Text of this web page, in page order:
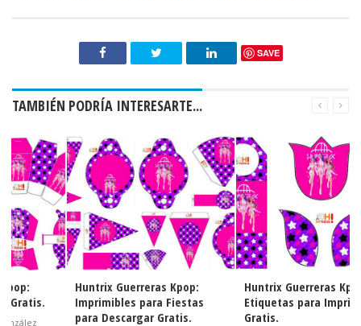
SAVE
TAMBIÉN PODRÍA INTERESARTE...
Huntrix Guerreras Kpop:
Imprimibles para Fiestas
para Descargar Gratis.
Huntrix Guerreras Kpop:
Etiquetas para Imprimir
Gratis.